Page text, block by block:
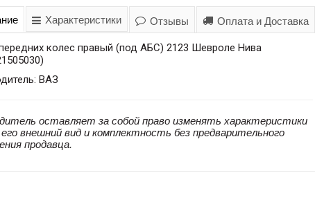
Характеристики Отзывы Оплата и Доставка
колес правый (под АБС) 2123 Шевроле Нива
ВАЗ
оставляет за собой право изменять характеристики
внешний вид и комплектность без предварительного
продавца.